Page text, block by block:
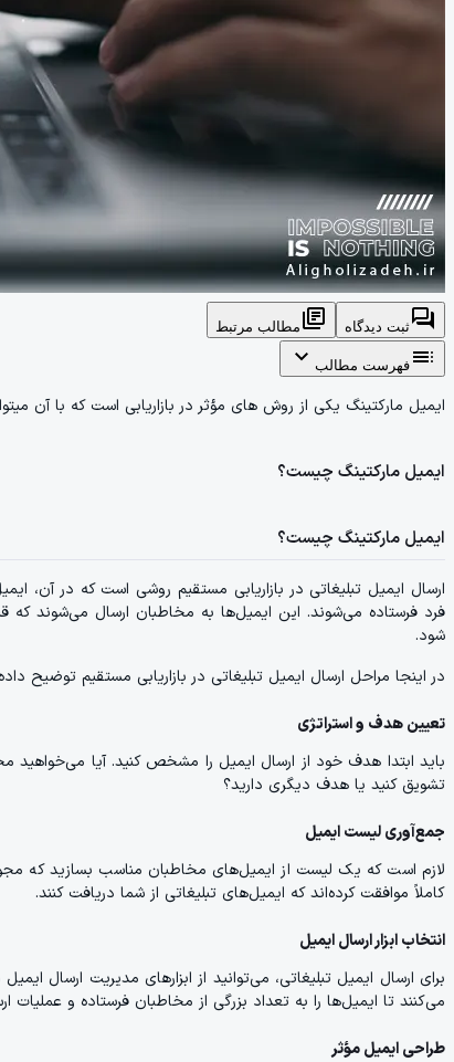
forumثبت دیدگاه library_books مطالب مرتبط
toc فهرست مطالب expand_more
ایمیل مارکتینگ یکی از روش های مؤثر در بازاریابی است که با آن
ایمیل مارکتینگ چیست؟
ایمیل مارکتینگ چیست؟
ارسال ایمیل تبلیغاتی در بازاریابی مستقیم روشی است که در آن،
فرد فرستاده می‌شوند. این ایمیل‌ها به مخاطبان ارسال می‌شوند که
شود.
در اینجا مراحل ارسال ایمیل تبلیغاتی در بازاریابی مستقیم توضیح
تعیین هدف و استراتژی
باید ابتدا هدف خود از ارسال ایمیل را مشخص کنید. آیا
تشویق کنید یا هدف دیگری دارید؟
جمع‌آوری لیست ایمیل
لازم است که یک لیست از ایمیل‌های مخاطبان مناسب بسازید که مجوز
کاملاً موافقت کرده‌اند که ایمیل‌های تبلیغاتی از شما دریافت کنند.
انتخاب ابزار ارسال ایمیل
می‌کنند تا ایمیل‌ها را به تعداد بزرگی از مخاطبان فرستاده و عملیات
طراحی ایمیل مؤثر